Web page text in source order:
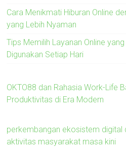
Cara Menikmati Hiburan Online
yang Lebih Nyaman
Tips Memilih Layanan Online
Digunakan Setiap Hari
OKTO88 dan Rahasia Work-Life
Produktivitas di Era Modern
perkembangan ekosistem digital
aktivitas masyarakat masa kini